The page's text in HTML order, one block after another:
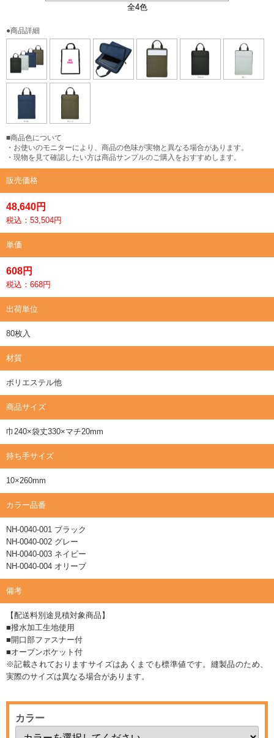
全4色
A4サイズ対応
出し入れしやすいコの字ファスナー
クリアファイルが入る外ポケット付き
●商品詳細
■商品色について
・お使いのモニターにより、商品の色味が実物と異なる場合があります。
・現物を見て確認したい方は商品サンプルのご購入をおすすめします。
販売価格
48,640円
税込：53,504円
単価
608円
税込：668円
出荷単位
80枚入
材質
ポリエステル他
商品サイズ
巾240×袋丈330×マチ20mm
持ち手サイズ
10×260mm
カラー品番
NH-0040-001 ブラック
NH-0040-002 グレー
NH-0040-003 ネイビー
NH-0040-004 オリーブ
備考
【配送料別途見積対象商品】
■撥水加工生地使用
■開口部ファスナー付
■オープンポケット付
※記載されておりますサイズはあくまでも標準値です。縫製品のため、
実際のサイズは異なる場合があります。
カラー